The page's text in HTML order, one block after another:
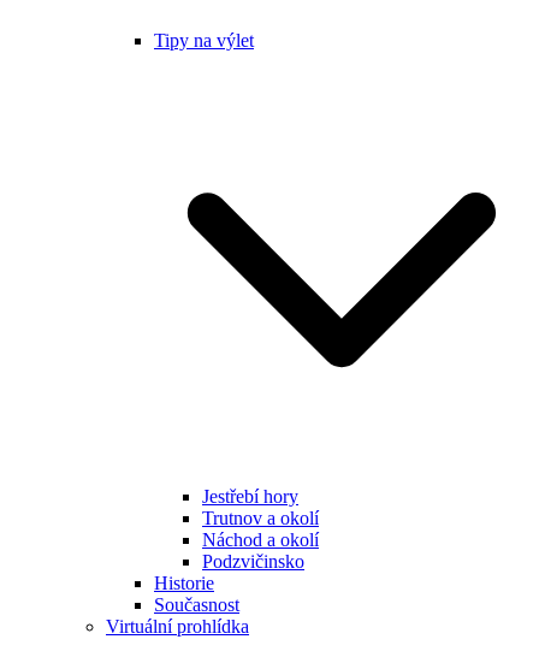
Tipy na výlet
Jestřebí hory
Trutnov a okolí
Náchod a okolí
Podzvičinsko
Historie
Současnost
Virtuální prohlídka